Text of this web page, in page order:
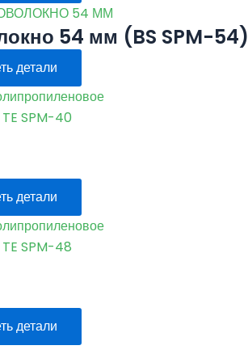
54 мм (BS SPM-54)
детали
детали
детали